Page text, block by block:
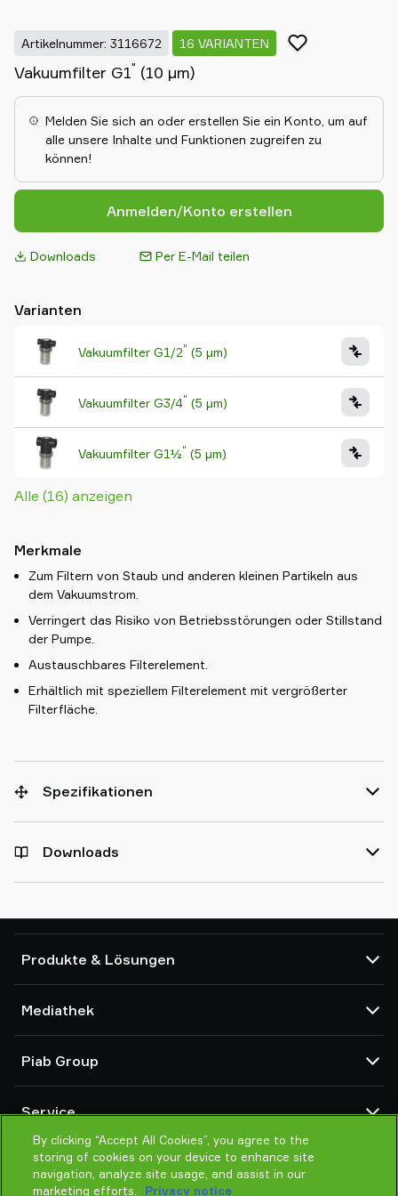
Artikelnummer: 3116672 16 VARIANTEN
Vakuumfilter G1" (10 µm)
Melden Sie sich an oder erstellen Sie ein Konto, um auf
alle unsere Inhalte und Funktionen zugreifen zu
können!
Anmelden/Konto erstellen
Downloads Per E-Mail teilen
Varianten
Vakuumfilter G1/2" (5 µm)
Vakuumfilter G3/4" (5 µm)
Vakuumfilter G1½" (5 µm)
Alle (16) anzeigen
Merkmale
Zum Filtern von Staub und anderen kleinen Partikeln aus
dem Vakuumstrom.
Verringert das Risiko von Betriebsstörungen oder Stillstand
der Pumpe.
Austauschbares Filterelement.
Erhältlich mit speziellem Filterelement mit vergrößerter
Filterfläche.
Spezifikationen
Downloads
Produkte & Lösungen
Saugnäpfe und Soft-Gripper
Komponenten des Robot End Of Arm Tooling (EOAT)
Roboter- und Cobot-Greiflösungen
System- und Lösungszubehör
Vakuumförderer für Pulver und Schüttgut
Mediathek
Produktkonfigurator
Allgemeine Verkaufsbedingungen
Datenschutzrichtlinie
Piab Group
Globale Organisation
Verhaltenskodex
Neuheiten
Karrieren
Service
Kontakt
Partner Netzwerk
Auswahlhilfe
By clicking “Accept All Cookies”, you agree to the
storing of cookies on your device to enhance site
navigation, analyze site usage, and assist in our
marketing efforts.
Privacy notice